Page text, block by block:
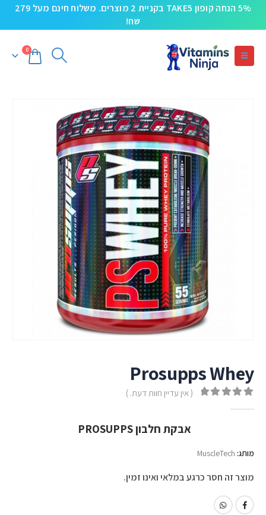
5% הנחה קופון TAKE5 בקניית 2 מוצרים. משלוח חינם מעל 279
שח!
0
Prosupps Whey
( אין עדיין חוות דעת. )
אבקת חלבון PROSUPPS
מותג: MuscleTech
מוצר זה חסר כרגע במלאי ואינו זמין.